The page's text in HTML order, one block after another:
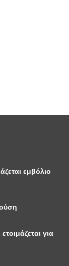
εμβόλιο
για